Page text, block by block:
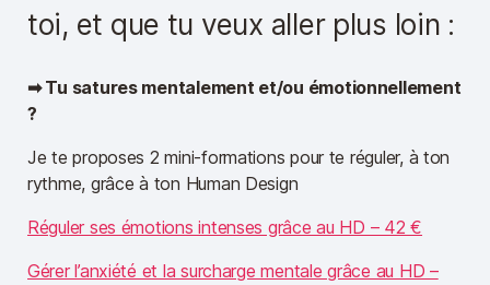
toi, et que tu veux aller plus loin :
➡︎ Tu satures mentalement et/ou émotionnellement
?
Je te proposes 2 mini-formations pour te réguler, à ton
rythme, grâce à ton Human Design
Réguler ses émotions intenses grâce au HD – 42 €
Gérer l’anxiété et la surcharge mentale grâce au HD –